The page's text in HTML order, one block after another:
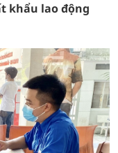
khẩu lao động